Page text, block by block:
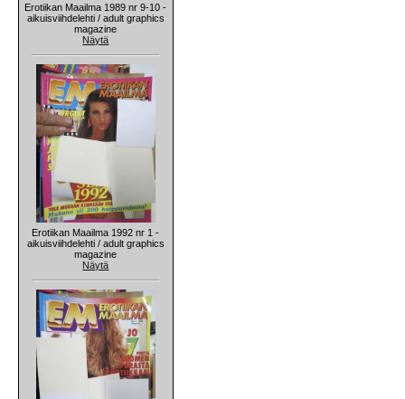
Erotiikan Maailma 1989 nr 9-10 -
aikuisviihdelehti / adult graphics
magazine
Näytä
Erotiikan Maailma 1992 nr 1 -
aikuisviihdelehti / adult graphics
magazine
Näytä